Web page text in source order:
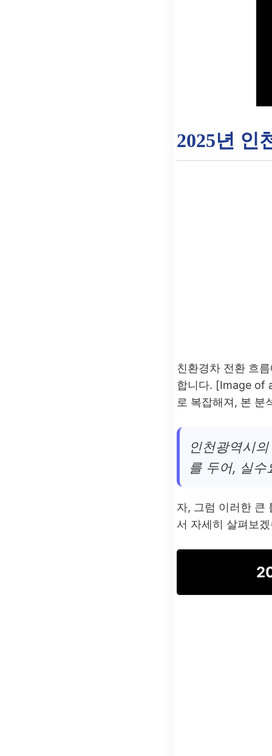
2025년 인
친환경차 전환 흐
합니다. [Image of
로 복잡해져, 본 분
인천광역시
를 두어, 실
자, 그럼 이러한 큰
서 자세히 살펴보